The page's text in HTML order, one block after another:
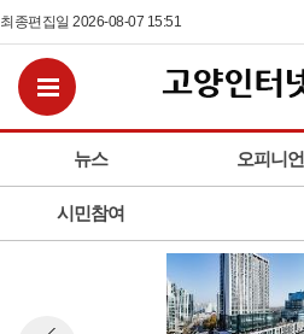
최종편집일 2026-08-07 15:51
뉴스 오피니언
시민참여
전체메뉴보기